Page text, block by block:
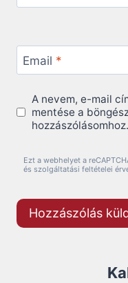
Email *
A nevem, e-mail
mentése a
hozzászólásomhoz.
Ezt a webhelyet a
és szolgáltatási feltételei